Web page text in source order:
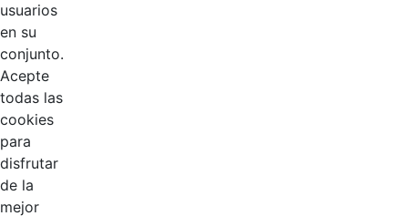
usuarios
en su
conjunto.
Acepte
todas las
cookies
para
disfrutar
de la
mejor